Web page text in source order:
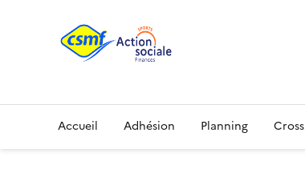
Accueil Adhésion Planning Cross